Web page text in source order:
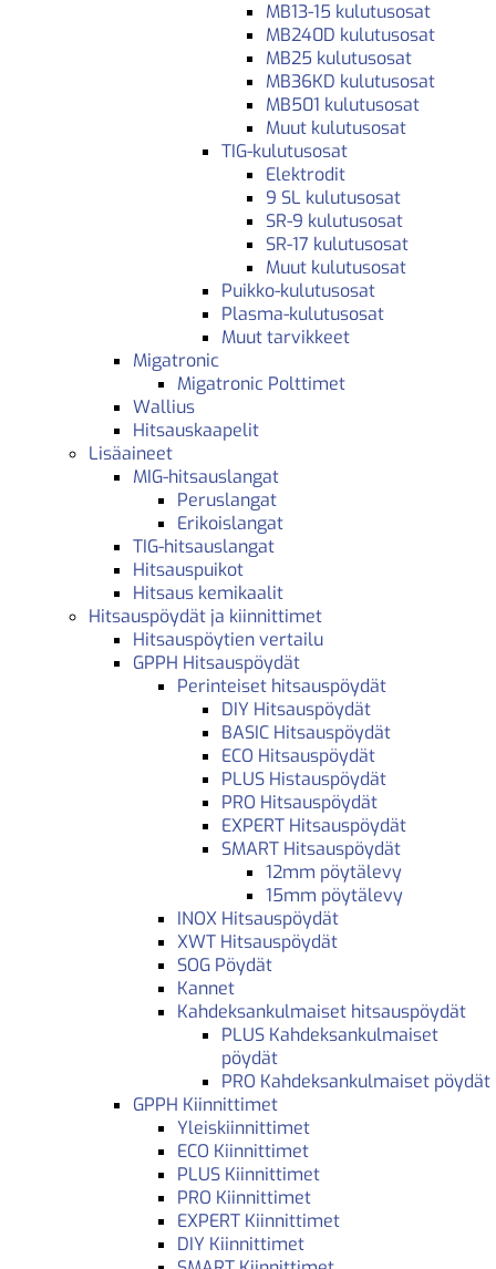
MB13-15 kulutusosat
MB240D kulutusosat
MB25 kulutusosat
MB36KD kulutusosat
MB501 kulutusosat
Muut kulutusosat
TIG-kulutusosat
Elektrodit
9 SL kulutusosat
SR-9 kulutusosat
SR-17 kulutusosat
Muut kulutusosat
Puikko-kulutusosat
Plasma-kulutusosat
Muut tarvikkeet
Migatronic
Migatronic Polttimet
Wallius
Hitsauskaapelit
Lisäaineet
MIG-hitsauslangat
Peruslangat
Erikoislangat
TIG-hitsauslangat
Hitsauspuikot
Hitsaus kemikaalit
Hitsauspöydät ja kiinnittimet
Hitsauspöytien vertailu
GPPH Hitsauspöydät
Perinteiset hitsauspöydät
DIY Hitsauspöydät
BASIC Hitsauspöydät
ECO Hitsauspöydät
PLUS Histauspöydät
PRO Hitsauspöydät
EXPERT Hitsauspöydät
SMART Hitsauspöydät
12mm pöytälevy
15mm pöytälevy
INOX Hitsauspöydät
XWT Hitsauspöydät
SOG Pöydät
Kannet
Kahdeksankulmaiset hitsauspöydät
PLUS Kahdeksankulmaiset
pöydät
PRO Kahdeksankulmaiset pöydät
GPPH Kiinnittimet
Yleiskiinnittimet
ECO Kiinnittimet
PLUS Kiinnittimet
PRO Kiinnittimet
EXPERT Kiinnittimet
DIY Kiinnittimet